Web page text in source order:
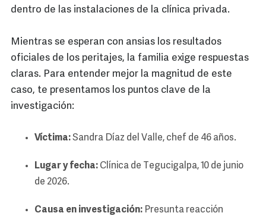
dentro de las instalaciones de la clínica privada.
Mientras se esperan con ansias los resultados
oficiales de los peritajes, la familia exige respuestas
claras. Para entender mejor la magnitud de este
caso, te presentamos los puntos clave de la
investigación:
Víctima:Sandra Díaz del Valle, chef de 46 años.
Lugar y fecha: Clínica de Tegucigalpa, 10 de junio
de 2026.
Causa en investigación: Presunta reacción